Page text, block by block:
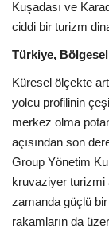
Kuşadası ve
ciddi bir turizm
Türkiye,
Küresel ölçekte
yolcu profilinin
merkez olma
açısından son
Group Yönetim
kruvaziyer turizmi
zamanda güçlü bir
rakamların da